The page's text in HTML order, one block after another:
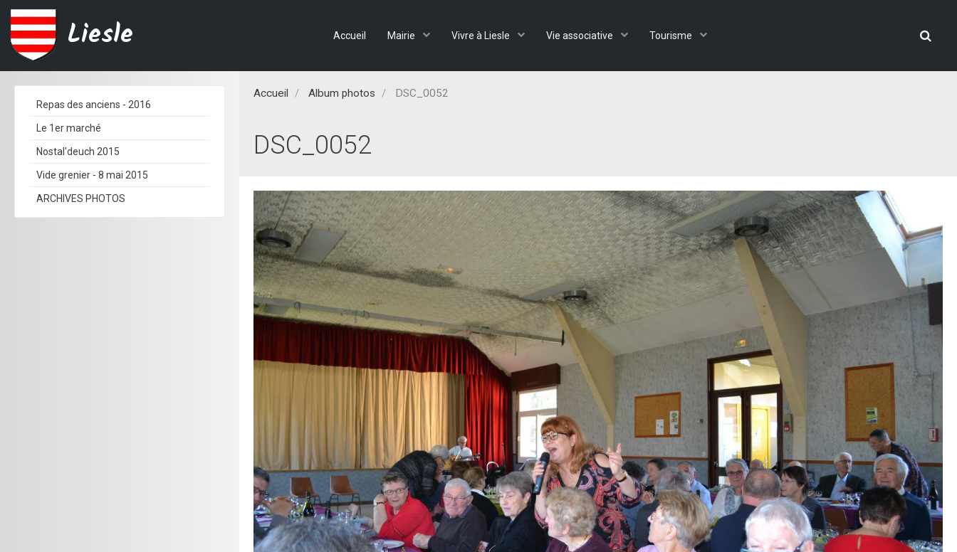
Liesle Accueil Mairie Vivre à Liesle Vie associative Tourisme
Accueil Album photos DSC_0052
DSC_0052
Repas des anciens - 2016
Le 1er marché
Nostal'deuch 2015
Vide grenier - 8 mai 2015
ARCHIVES PHOTOS